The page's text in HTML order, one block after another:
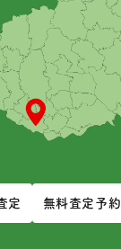
定 無料査定予約